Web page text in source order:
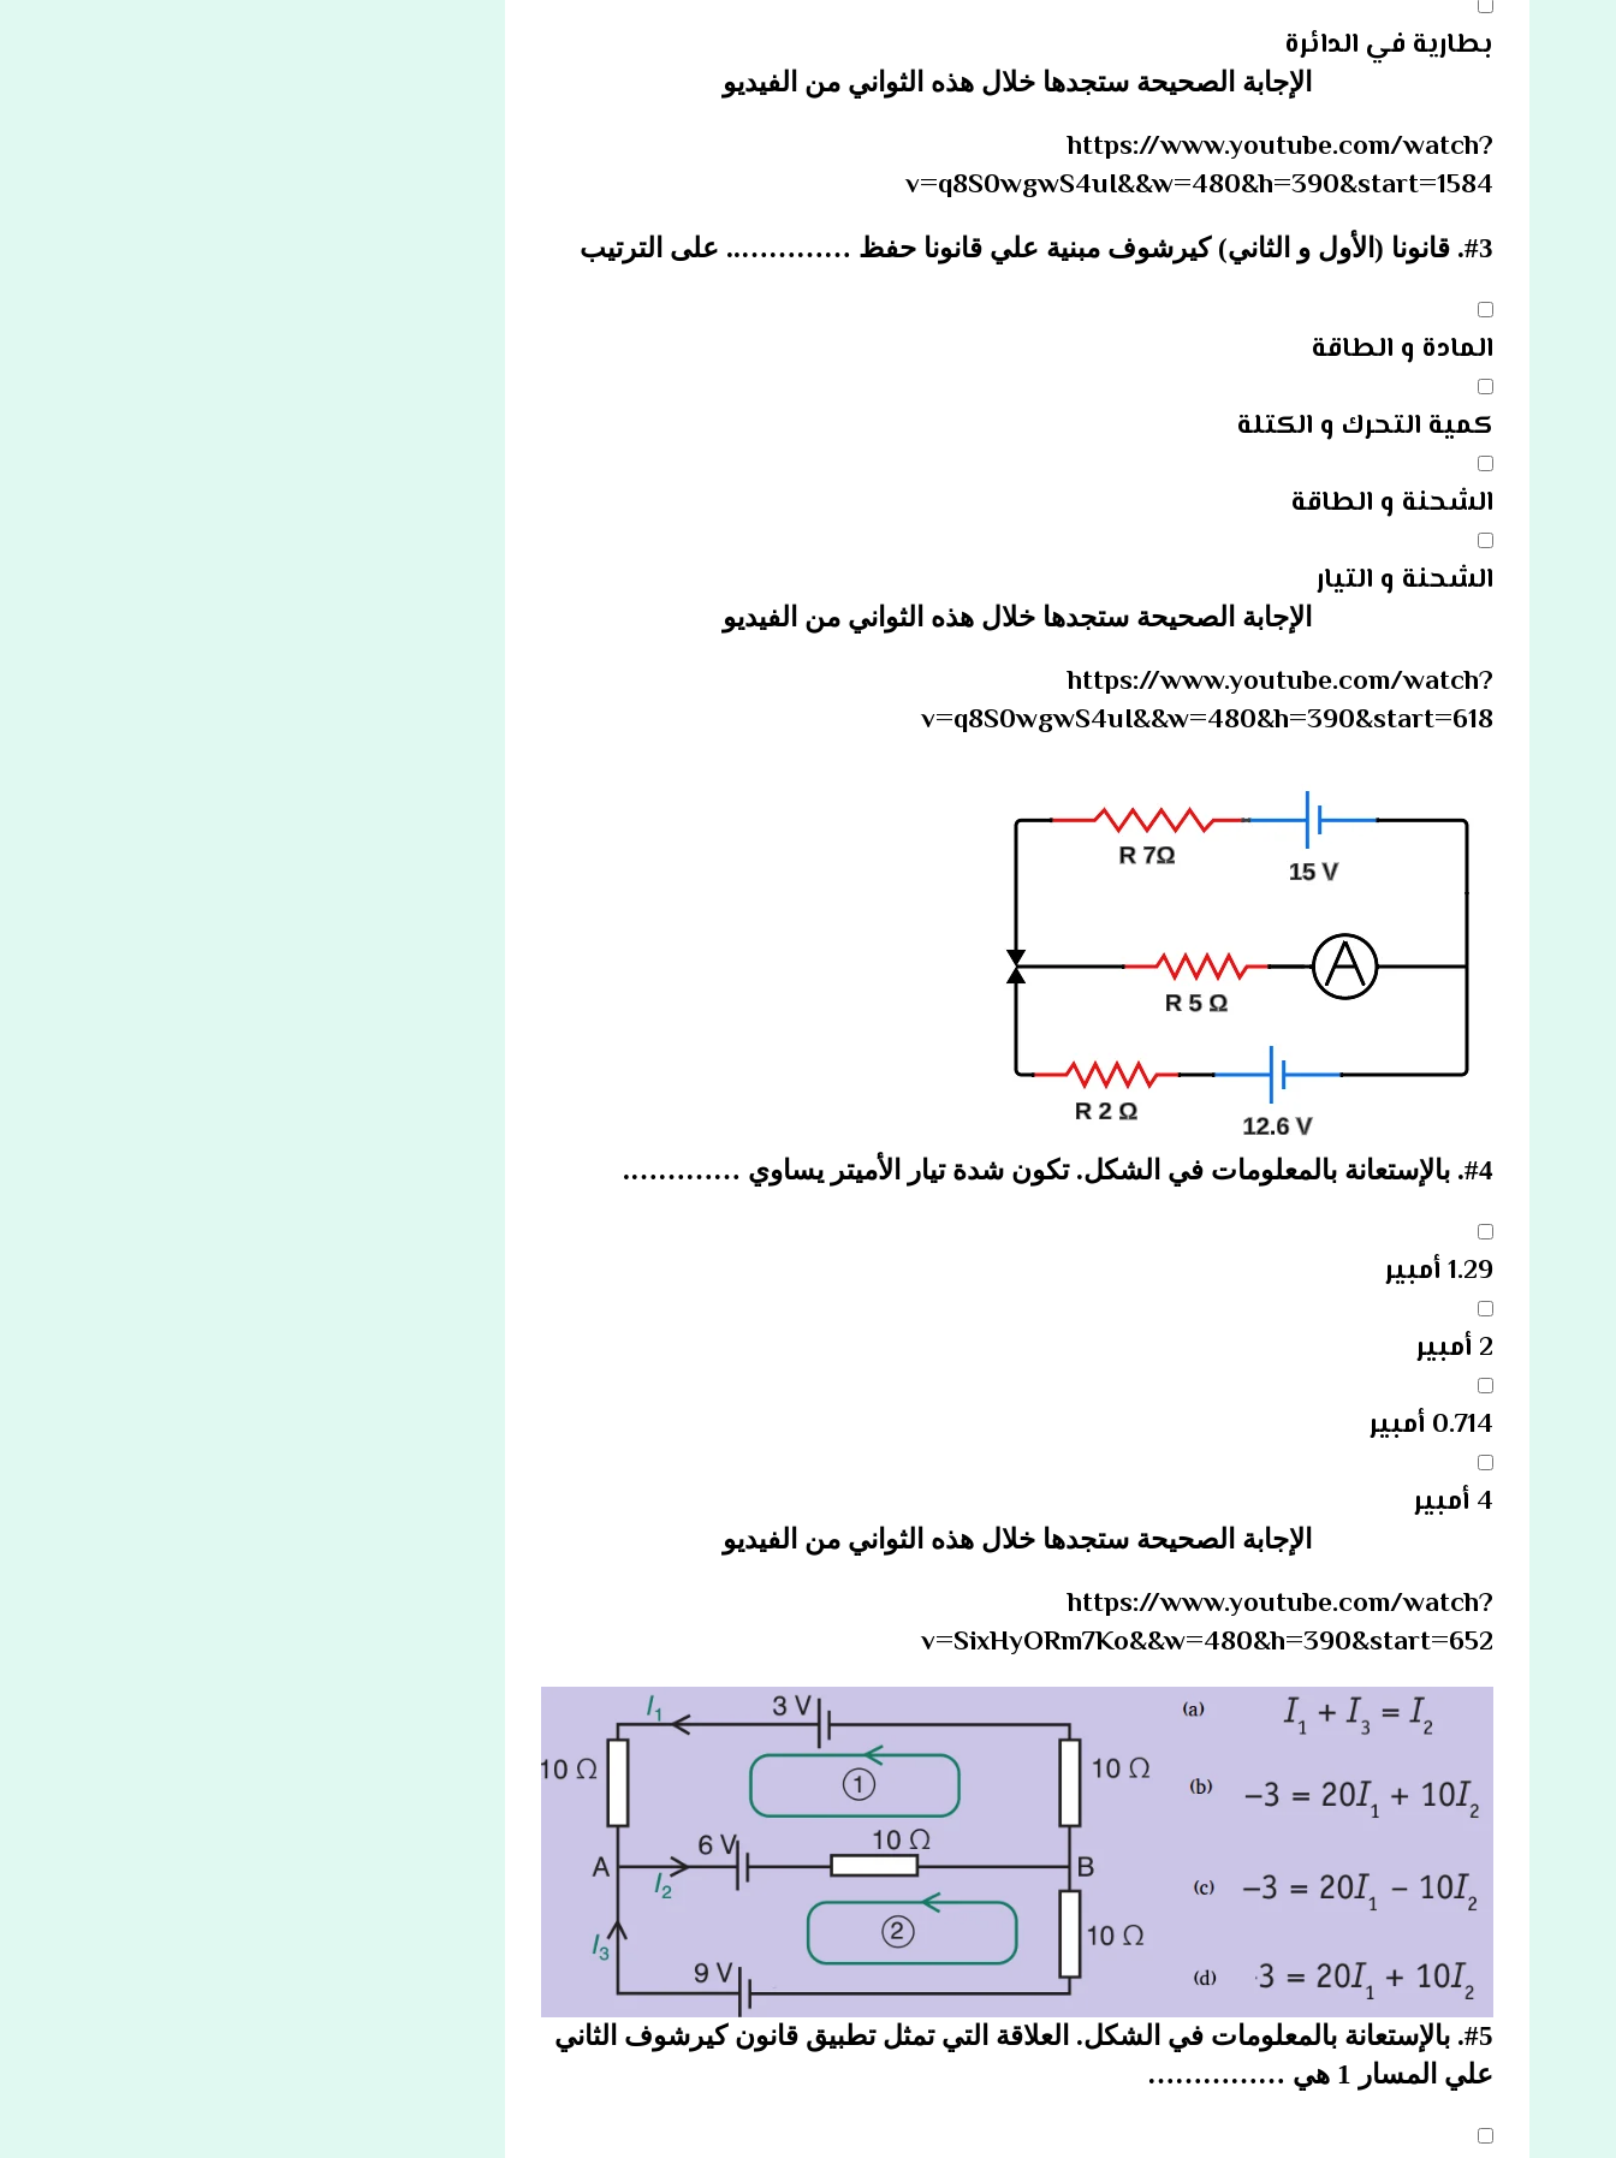
بطارية في الدائرة
الإجابة الصحيحة ستجدها خلال هذه الثواني من الفيديو
https://www.youtube.com/watch?
v=q8S0wgwS4uI&&w=480&h=390&start=1584
#3. قانونا (الأول و الثاني) كيرشوف مبنية علي قانونا حفظ ………….. على الترتيب
المادة و الطاقة
كمية التحرك و الكتلة
الشحنة و الطاقة
الشحنة و التيار
الإجابة الصحيحة ستجدها خلال هذه الثواني من الفيديو
https://www.youtube.com/watch?
v=q8S0wgwS4uI&&w=480&h=390&start=618
#4. بالإستعانة بالمعلومات في الشكل. تكون شدة تيار الأميتر يساوي ………….
1.29 أمبير
2 أمبير
0.714 أمبير
4 أمبير
الإجابة الصحيحة ستجدها خلال هذه الثواني من الفيديو
https://www.youtube.com/watch?
v=SixHyORm7Ko&&w=480&h=390&start=652
#5. بالإستعانة بالمعلومات في الشكل. العلاقة التي تمثل تطبيق قانون كيرشوف الثاني
علي المسار 1 هي ……………